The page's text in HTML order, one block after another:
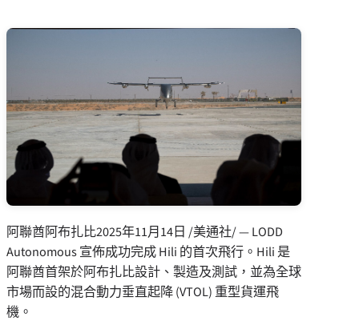
阿聯酋阿布扎比2025年11月14日 /美通社/ — LODD
Autonomous 宣佈成功完成 Hili 的首次飛行。Hili 是
阿聯酋首架於阿布扎比設計、製造及測試，並為全球
市場而設的混合動力垂直起降 (VTOL) 重型貨運飛
機。